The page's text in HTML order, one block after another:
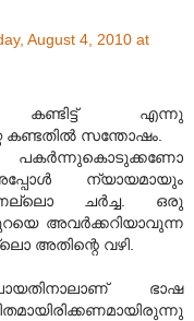
August 4, 2010 at
എന്നു
കണ്ടതിൽ സന്തോഷം.
പകർന്നുകൊടുക്കണോ
ന്യായമായും
ചർച്ച. ഒരു
അവർക്കറിയാവുന്ന
അതിന്റെ വഴി.
ഭാഷ